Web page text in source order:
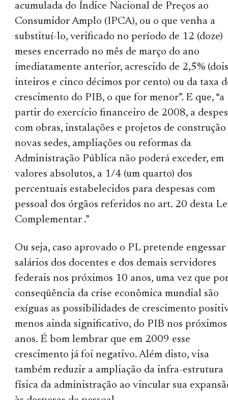
acumulada do Índice Nacional de Preços ao
Consumidor Amplo (IPCA), ou o que venha a
substituí-lo, verificado no período de 12 (doze)
meses encerrado no mês de março do ano
imediatamente anterior, acrescido de 2,5%
inteiros e cinco décimos por cento) ou da taxa
crescimento do PIB, o que for menor”. E que, “a
partir do exercício financeiro de 2008, a
com obras, instalações e projetos de construção
novas sedes, ampliações ou reformas da
Administração Pública não poderá exceder, em
valores absolutos, a 1/4 (um quarto) dos
percentuais estabelecidos para despesas com
pessoal dos órgãos referidos no art. 20 desta
Complementar .”
Ou seja, caso aprovado o PL pretende engessar
salários dos docentes e dos demais servidores
federais nos próximos 10 anos, uma vez que
conseqüência da crise econômica mundial são
exíguas as possibilidades de crescimento
menos ainda significativo, do PIB nos próximos
anos. É bom lembrar que em 2009 esse
crescimento já foi negativo. Além disto, visa
também reduzir a ampliação da infra-estrutura
física da administração ao vincular sua